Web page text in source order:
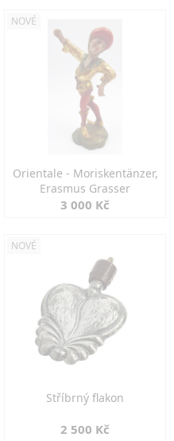
NOVÉ
Orientale - Moriskentänzer,
Erasmus Grasser
3 000 Kč
NOVÉ
Stříbrný flakon
2 500 Kč